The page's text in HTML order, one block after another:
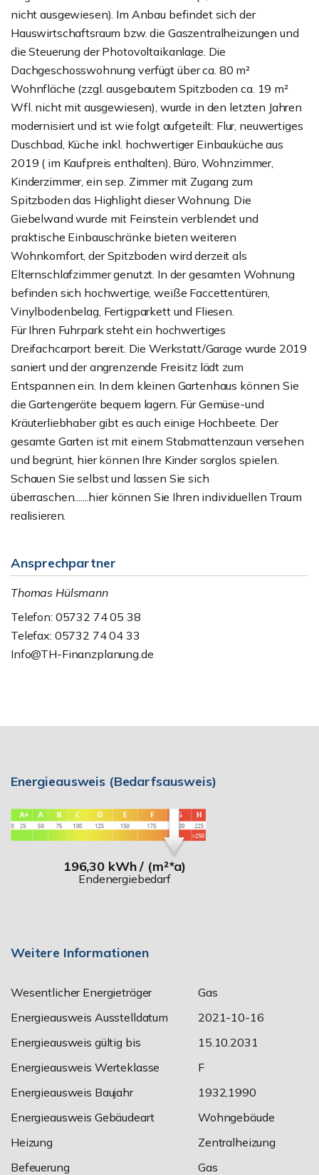
nicht ausgewiesen). Im Anbau befindet sich der
Hauswirtschaftsraum bzw. die Gaszentralheizungen und
die Steuerung der Photovoltaikanlage. Die
Dachgeschosswohnung verfügt über ca. 80 m²
Wohnfläche (zzgl. ausgebautem Spitzboden ca. 19 m²
Wfl. nicht mit ausgewiesen), wurde in den letzten Jahren
modernisiert und ist wie folgt aufgeteilt: Flur, neuwertiges
Duschbad, Küche inkl. hochwertiger Einbauküche aus
2019 ( im Kaufpreis enthalten), Büro, Wohnzimmer,
Kinderzimmer, ein sep. Zimmer mit Zugang zum
Spitzboden das Highlight dieser Wohnung. Die
Giebelwand wurde mit Feinstein verblendet und
praktische Einbauschränke bieten weiteren
Wohnkomfort, der Spitzboden wird derzeit als
Elternschlafzimmer genutzt. In der gesamten Wohnung
befinden sich hochwertige, weiße Faccettentüren,
Vinylbodenbelag, Fertigparkett und Fliesen.
Für Ihren Fuhrpark steht ein hochwertiges
Dreifachcarport bereit. Die Werkstatt/Garage wurde 2019
saniert und der angrenzende Freisitz lädt zum
Entspannen ein. In dem kleinen Gartenhaus können Sie
die Gartengeräte bequem lagern. Für Gemüse-und
Kräuterliebhaber gibt es auch einige Hochbeete. Der
gesamte Garten ist mit einem Stabmattenzaun versehen
und begrünt, hier können Ihre Kinder sorglos spielen.
Schauen Sie selbst und lassen Sie sich
überraschen.......hier können Sie Ihren individuellen Traum
realisieren.
Ansprechpartner
Thomas Hülsmann
Telefon: 05732 74 05 38
Telefax: 05732 74 04 33
Info@TH-Finanzplanung.de
Energieausweis (Bedarfsausweis)
196,30 kWh / (m²*a)
Endenergiebedarf
Weitere Informationen
Wesentlicher Energieträger
Gas
Energieausweis Ausstelldatum
2021-10-16
Energieausweis gültig bis
15.10.2031
Energieausweis Werteklasse
F
Energieausweis Baujahr
1932,1990
Energieausweis Gebäudeart
Wohngebäude
Heizung
Zentralheizung
Befeuerung
Gas